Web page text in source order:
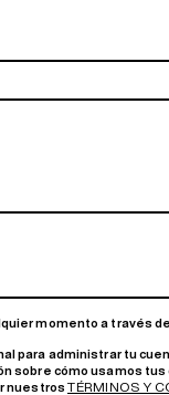
momento a través
para administrar tu
sobre cómo usamos
nuestros TÉRMINOS Y